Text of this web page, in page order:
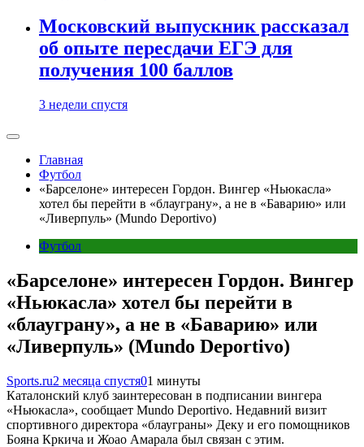
Московский выпускник рассказал
об опыте пересдачи ЕГЭ для
получения 100 баллов
3 недели спустя
Главная
Футбол
«Барселоне» интересен Гордон. Вингер «Ньюкасла»
хотел бы перейти в «блауграну», а не в «Баварию» или
«Ливерпуль» (Mundo Deportivo)
Футбол
«Барселоне» интересен Гордон. Вингер
«Ньюкасла» хотел бы перейти в
«блауграну», а не в «Баварию» или
«Ливерпуль» (Mundo Deportivo)
Sports.ru2 месяца спустя01 минуты
Каталонский клуб заинтересован в подписании вингера
«Ньюкасла», сообщает Mundo Deportivo. Недавний визит
спортивного директора «блауграны» Деку и его помощников
Бояна Кркича и Жоао Амарала был связан с этим.